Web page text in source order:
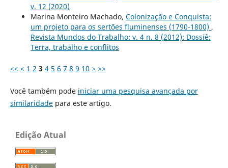
v. 12 (2020)
Marina Monteiro Machado, Colonização e Conquista:
um projeto para os sertões fluminenses (1790-1800) ,
Revista Mundos do Trabalho: v. 4 n. 8 (2012): Dossiê:
Terra, trabalho e conflitos
<< < 1 2 3 4 5 6 7 8 9 10 > >>
Você também pode iniciar uma pesquisa avançada por
similaridadepara este artigo.
Edição Atual